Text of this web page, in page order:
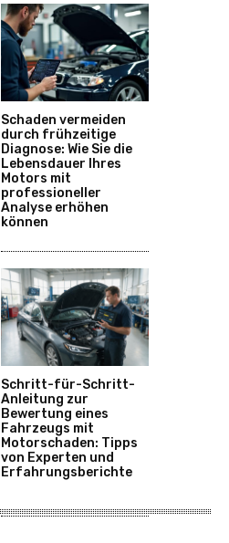
Schaden vermeiden
durch frühzeitige
Diagnose: Wie Sie die
Lebensdauer Ihres
Motors mit
professioneller
Analyse erhöhen
können
Schritt-für-Schritt-
Anleitung zur
Bewertung eines
Fahrzeugs mit
Motorschaden: Tipps
von Experten und
Erfahrungsberichte